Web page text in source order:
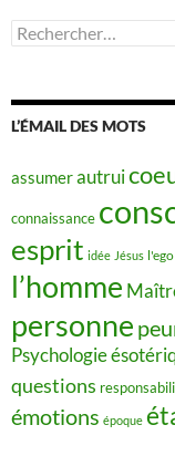
Rechercher :
L’ÉMAIL DES MOTS
assumerautrui
connaissance
esprit idée Jésus l'ego
l’homme
personne
Psychologie
questions
émotions époque